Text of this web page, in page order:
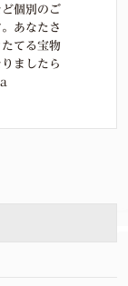
個別のご
あなたさ
てる宝物
ましたら